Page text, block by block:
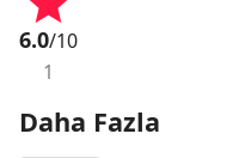
6.0/10
1
Daha Fazla